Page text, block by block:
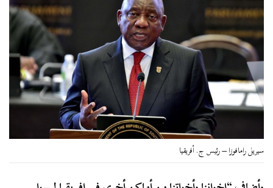
سيريل رامافوزا – رئيس ج. أفريقيا